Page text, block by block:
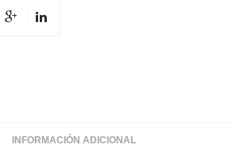
INFORMACIÓN ADICIONAL